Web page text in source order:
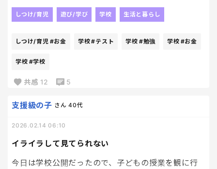
さらに最後にサラッと言ってた。
「一番怖いのは、下手なことじゃない。挑戦しない
ずるいわ。
息子、ちょっと笑ってた。
多分だけど、“できるかどうか”の世界から“やってみ
るか”の世界に一瞬で移動できたんだと思う。
励ますって、優しく包むことだけじゃないんだな。
怖さを外してあげることなんだな。
次男も勉強するんだけど、やはり満点目指してがん
と思った私は、躊躇する事なく彼らの目の前に、に
しつけ/育児 遊び/学び 学校 生活と暮らし
しつけ/育児 #お金 学校#テスト 学校 #勉強 学校 #お金
学校 #学校
共感 12 5
イライラして見てられない
支援級の子 さん 40代
2026.02.14 06:10
今日は学校公開だったので、子どもの授業を観に行